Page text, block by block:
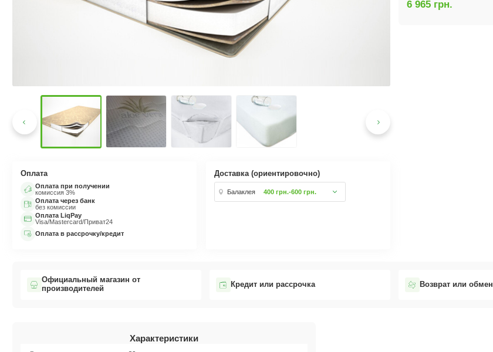
Оплата
Оплата при получении
комиссия 3%
Оплата через банк
без комиссии
Оплата LiqPay
Visa/Mastercard/Приват24
Оплата в рассрочку/кредит
Доставка (ориентировочно)
Балаклея 400 грн.-600 грн.
6 965 грн.
Официальный магазин от
производителей
Кредит или рассрочка Возврат или обмен
Характеристики